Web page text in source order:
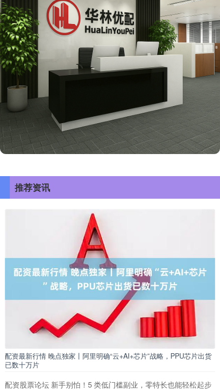
推荐资讯
配资最新行情 晚点独家丨阿里明确“云+AI+芯片”战略，PPU芯片出货
已数十万片
配资股票论坛 新手别怕！5 类低门槛副业，零特长也能轻松起步